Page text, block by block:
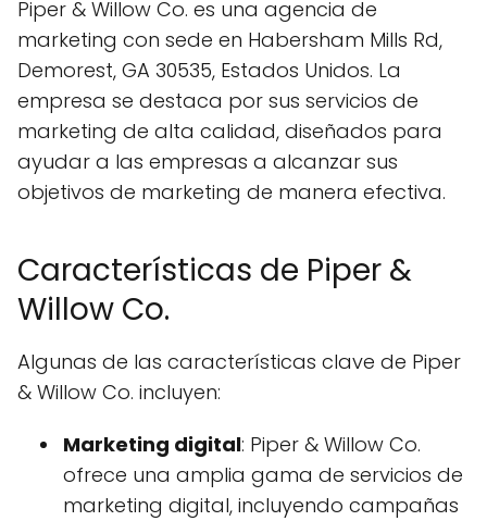
Piper & Willow Co. es una agencia de
marketing con sede en Habersham Mills Rd,
Demorest, GA 30535, Estados Unidos. La
empresa se destaca por sus servicios de
marketing de alta calidad, diseñados para
ayudar a las empresas a alcanzar sus
objetivos de marketing de manera efectiva.
Características de Piper &
Willow Co.
Algunas de las características clave de Piper
& Willow Co. incluyen:
Marketing digital: Piper & Willow Co.
ofrece una amplia gama de servicios de
marketing digital, incluyendo campañas